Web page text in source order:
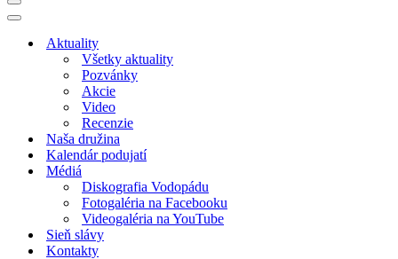
Menu
navigácie
Menu
navigácieAktuality
Všetky aktuality
Pozvánky
Akcie
Video
Recenzie
Naša družina
Kalendár podujatí
Médiá
Diskografia Vodopádu
Fotogaléria na Facebooku
Videogaléria na YouTube
Sieň slávy
Kontakty